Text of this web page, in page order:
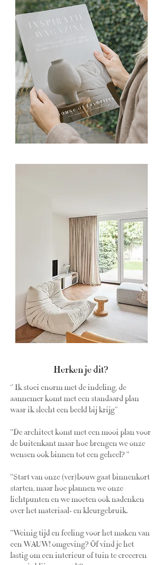
Herken je dit?
​​‘’ Ik stoei enorm met de indeling, de
aannemer komt met een standaard plan
waar ik slecht een beeld bij krijg’’
''De architect komt met een mooi plan voor
de buitenkant maar hoe brengen we onze
wensen ook binnen tot een geheel? ''
''Start van onze (ver)bouw gaat binnenkort
starten, maar hoe plannen we onze
lichtpunten en we moeten ook nadenken
over het materiaal- en kleurgebruik.
''Weinig tijd en feeling voor het maken van
een WAUW! omgeving? Of vind je het
lastig om een interieur of tuin te creeeren